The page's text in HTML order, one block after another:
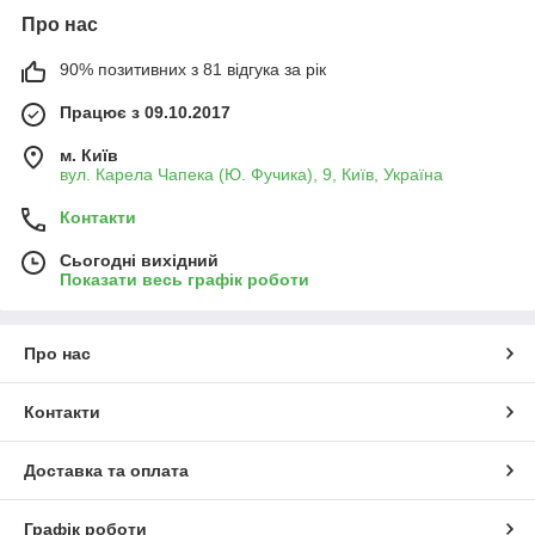
Про нас
90% позитивних з 81 відгука за рік
Працює з 09.10.2017
м. Київ
вул. Карела Чапека (Ю. Фучика), 9, Київ, Україна
Контакти
Сьогодні вихідний
Показати весь графік роботи
Про нас
Контакти
Доставка та оплата
Графік роботи